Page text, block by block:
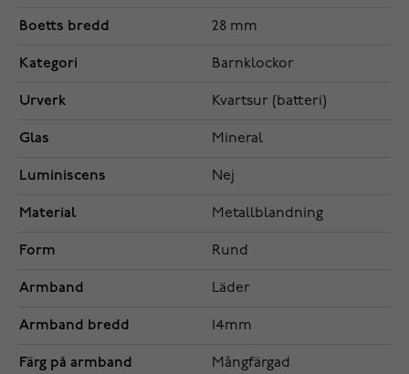
Boetts bredd 28 mm
Kategori Barnklockor
Urverk Kvartsur (batteri)
Glas Mineral
Luminiscens Nej
Material Metallblandning
Form Rund
Armband Läder
Armband bredd 14mm
Färg på armband Mångfärgad